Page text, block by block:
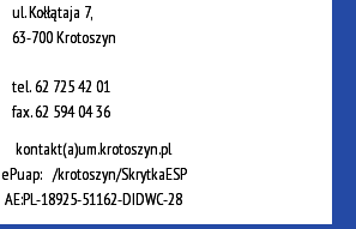
ul. Kołłątaja 7,
63-700 Krotoszyn
tel.62 725 42 01
fax.62 594 04 36
kontakt(a)um.krotoszyn.pl
ePuap: /krotoszyn/SkrytkaESP
AE:PL-18925-51162-DIDWC-28